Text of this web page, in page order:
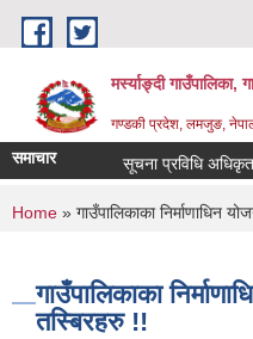
Skip to main content
मर्स्याङ्दी गाउँपालिका,
गण्डकी प्रदेश, लमजुङ,
समाचार सूचना प्रविधि अधिकृत
You are here
Home » गाउँपालिकाका निर्माणाधिन
गाउँपालिकाका
तस्बिरहरु !!